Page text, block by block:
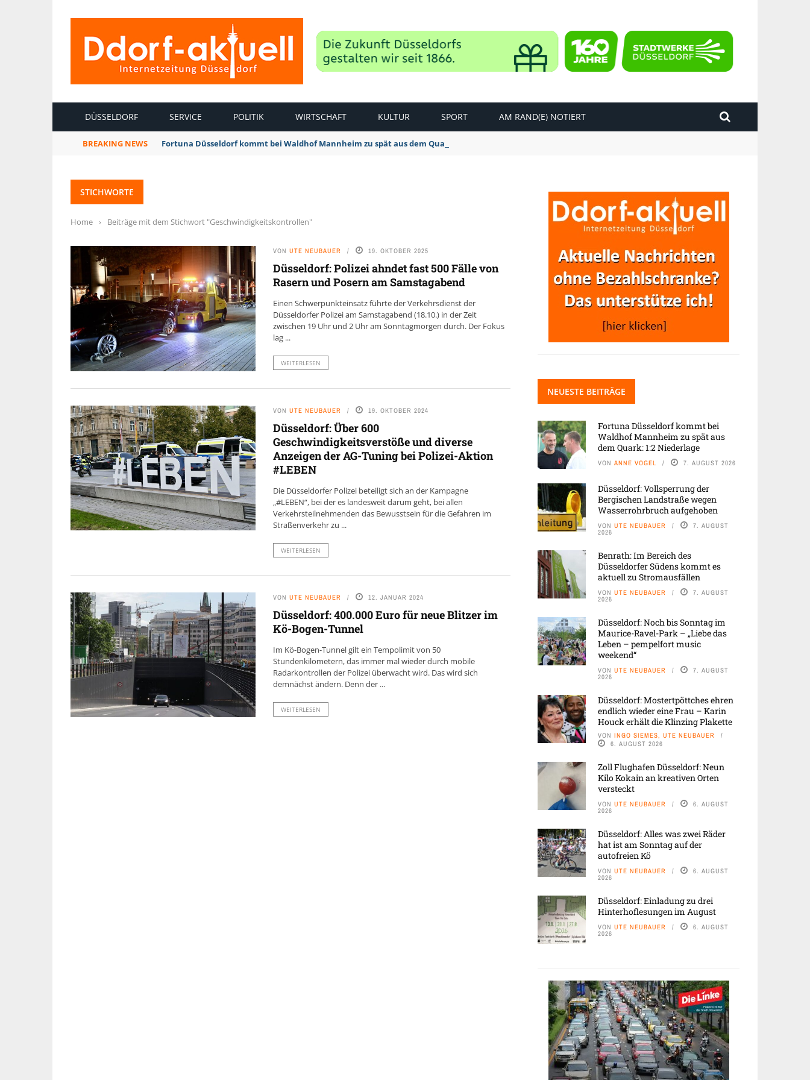
DÜSSELDORF SERVICE POLITIK WIRTSCHAFT KULTUR SPORT AM RAND(E) NOTIERT
BREAKING NEWS Fortuna Düsseldorf kommt bei Waldhof Mannheim zu spät aus dem Quark: 1:2 Niederlage
STICHWORTE
Home › Beiträge mit dem Stichwort "Geschwindigkeitskontrollen"
VON UTE NEUBAUER 19. OKTOBER 2025
Düsseldorf: Polizei ahndet fast 500 Fälle von
Rasern und Posern am Samstagabend
Einen Schwerpunkteinsatz führte der Verkehrsdienst der
Düsseldorfer Polizei am Samstagabend (18.10.) in der Zeit
zwischen 19 Uhr und 2 Uhr am Sonntagmorgen durch. Der Fokus
lag ...
WEITERLESEN
VON UTE NEUBAUER 19. OKTOBER 2024
Düsseldorf: Über 600
Geschwindigkeitsverstöße und diverse
Anzeigen der AG-Tuning bei Polizei-Aktion
#LEBEN
Die Düsseldorfer Polizei beteiligt sich an der Kampagne
„#LEBEN“, bei der es landesweit darum geht, bei allen
Verkehrsteilnehmenden das Bewusstsein für die Gefahren im
Straßenverkehr zu ...
WEITERLESEN
VON UTE NEUBAUER 12. JANUAR 2024
Düsseldorf: 400.000 Euro für neue Blitzer im
Kö-Bogen-Tunnel
Im Kö-Bogen-Tunnel gilt ein Tempolimit von 50
Stundenkilometern, das immer mal wieder durch mobile
Radarkontrollen der Polizei überwacht wird. Das wird sich
demnächst ändern. Denn der ...
WEITERLESEN
NEUESTE BEITRÄGE
Fortuna Düsseldorf kommt bei
Waldhof Mannheim zu spät aus
dem Quark: 1:2 Niederlage
VON ANNE VOGEL 7. AUGUST 2026
Düsseldorf: Vollsperrung der
Bergischen Landstraße wegen
Wasserrohrbruch aufgehoben
VON UTE NEUBAUER 7. AUGUST
2026
Benrath: Im Bereich des
Düsseldorfer Südens kommt es
aktuell zu Stromausfällen
VON UTE NEUBAUER 7. AUGUST
2026
Düsseldorf: Noch bis Sonntag im
Maurice-Ravel-Park – „Liebe das
Leben – pempelfort music
weekend“
VON UTE NEUBAUER 7. AUGUST
2026
Düsseldorf: Mostertpöttches ehren
endlich wieder eine Frau – Karin
Houck erhält die Klinzing Plakette
VON INGO SIEMES, UTE NEUBAUER
6. AUGUST 2026
Zoll Flughafen Düsseldorf: Neun
Kilo Kokain an kreativen Orten
versteckt
VON UTE NEUBAUER 6. AUGUST
2026
Düsseldorf: Alles was zwei Räder
hat ist am Sonntag auf der
autofreien Kö
VON UTE NEUBAUER 6. AUGUST
2026
Düsseldorf: Einladung zu drei
Hinterhoflesungen im August
VON UTE NEUBAUER 6. AUGUST
2026